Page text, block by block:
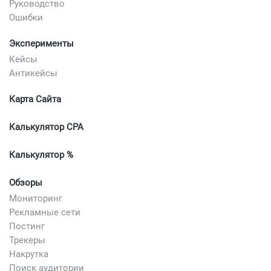
Руководство
Ошибки
Эксперименты
Кейсы
Антикейсы
Карта Сайта
Калькулятор CPA
Калькулятор %
Обзоры
Мониторинг
Рекламные сети
Постинг
Трекеры
Накрутка
Поиск аудитории